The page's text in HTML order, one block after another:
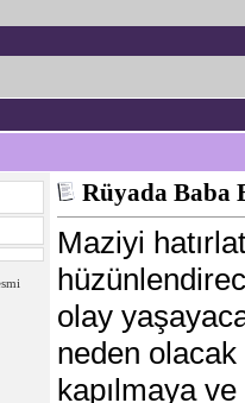
Rüyada Baba
Maziyi
olay
neden olacak
kapılmaya